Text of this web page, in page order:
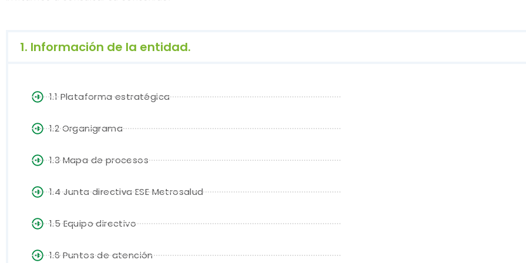
1. Información de la entidad.
1.1 Plataforma estratégica
1.2 Organigrama
1.3 Mapa de procesos
1.4 Junta directiva ESE Metrosalud
1.5 Equipo directivo
1.6 Puntos de atención